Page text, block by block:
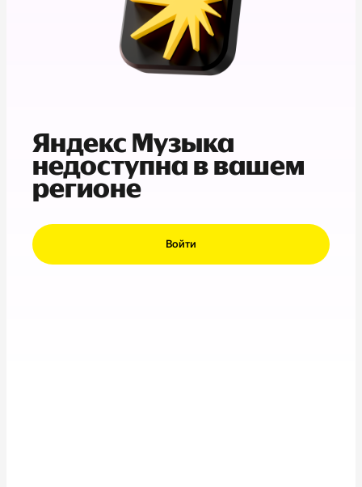
Яндекс Музыка
недоступна в вашем
регионе
Войти